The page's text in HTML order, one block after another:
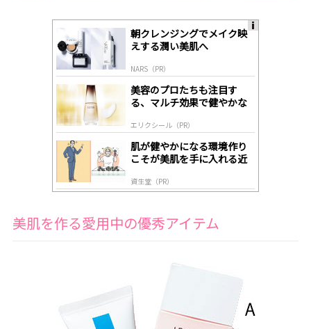
朝クレンジングでメイク映
えする潤い美肌へ
NARS（PR）
美容のプロたちも注目す
る、マルチ効果で健やかな
エリクシール（PR）
肌が健やかになる環境作り
こそが美肌を手に入れる近
資生堂（PR）
美肌を作る愛用中の優秀アイテム